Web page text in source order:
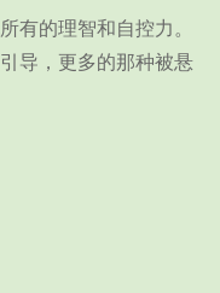
的理智和自控力。
导，更多的那种被悬